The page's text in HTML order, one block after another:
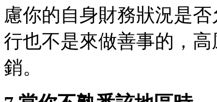
慮你的自身財務狀況是
行也不是來做善事的，
銷。